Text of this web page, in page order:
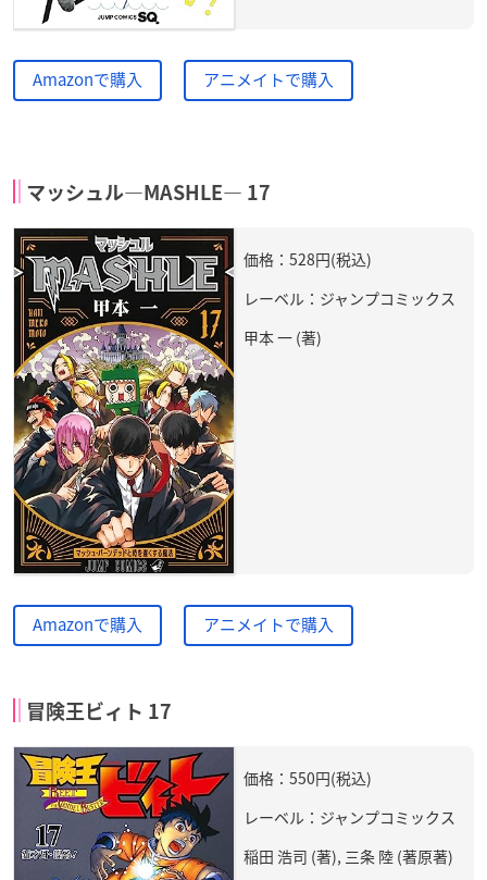
Amazonで購入 アニメイトで購入
マッシュル―MASHLE― 17
価格：528円(税込)
レーベル：ジャンプコミックス
甲本 一 (著)
Amazonで購入 アニメイトで購入
冒険王ビィト 17
価格：550円(税込)
レーベル：ジャンプコミックス
稲田 浩司 (著), 三条 陸 (著原著)